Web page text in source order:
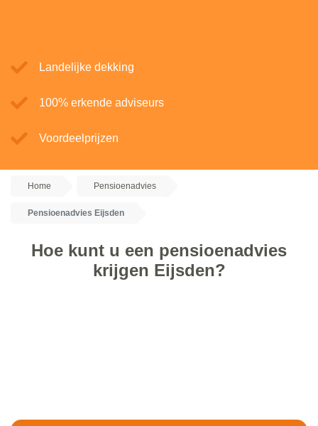
Landelijke dekking
100% erkende adviseurs
Voordeelprijzen
Home Pensioenadvies
Pensioenadvies Eijsden
Hoe kunt u een pensioenadvies
krijgen Eijsden?